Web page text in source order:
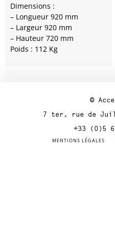
Dimensions :
– Longueur 920 mm
– Largeur 920 mm
– Hauteur 720 mm
Poids : 112 Kg
©
7 ter, rue de
+33 (0)5
MENTIONS LÉGALES